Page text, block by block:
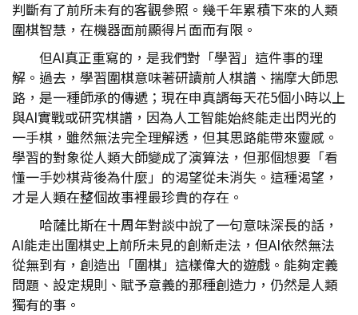
判斷有了前所未有的客觀參照。幾千年累積下來的人類
圍棋智慧，在機器面前顯得片面而有限。
但AI真正重寫的，是我們對「學習」這件事的理
解。過去，學習圍棋意味著研讀前人棋譜、揣摩大師思
路，是一種師承的傳遞；現在申真諝每天花5個小時以上
與AI實戰或研究棋譜，因為人工智能始終能走出閃光的
一手棋，雖然無法完全理解透，但其思路能帶來靈感。
學習的對象從人類大師變成了演算法，但那個想要「看
懂一手妙棋背後為什麼」的渴望從未消失。這種渴望，
才是人類在整個故事裡最珍貴的存在。
哈薩比斯在十周年對談中說了一句意味深長的話，
AI能走出圍棋史上前所未見的創新走法，但AI依然無法
從無到有，創造出「圍棋」這樣偉大的遊戲。能夠定義
問題、設定規則、賦予意義的那種創造力，仍然是人類
獨有的事。